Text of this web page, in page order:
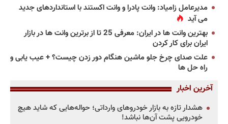
مدیرعامل زامیاد: وانت پادرا و وانت اکستند با استانداردهای جدید
می آید
بهترین وانت ها در ایران: معرفی 25 تا از برترین وانت ها در بازار
ایران برای کار کردن
علت صدای چرخ جلو ماشین هنگام دور زدن چیست؟ + عیب یابی و
راه حل ها
آخرین اخبار
هشدار تازه به بازار خودروهای وارداتی؛ حواله‌هایی که شاید هیچ
خودرویی پشت آن‌ها نباشد!